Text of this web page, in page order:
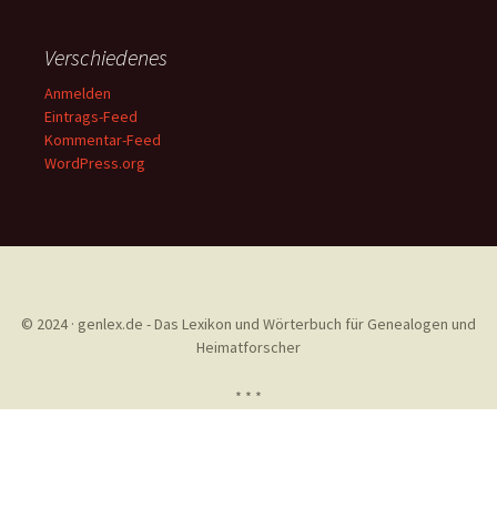
Verschiedenes
Anmelden
Eintrags-Feed
Kommentar-Feed
WordPress.org
© 2024 · genlex.de - Das Lexikon und Wörterbuch für Genealogen und
Heimatforscher
* * *